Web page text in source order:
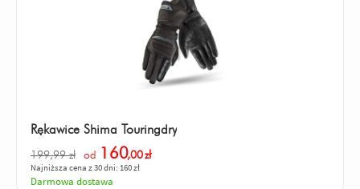
Rękawice Shima Touringdry
199,99 zł od 160,00zł
Najniższa cena z 30 dni: 160 zł
Darmowa dostawa